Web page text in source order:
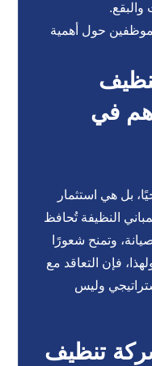
والبقع.
حول أهمية
في
بل هي استثمار
النظيفة تُحافظ
وتمنح شعورًا
فإن التعاقد مع
وليس
تنظيف